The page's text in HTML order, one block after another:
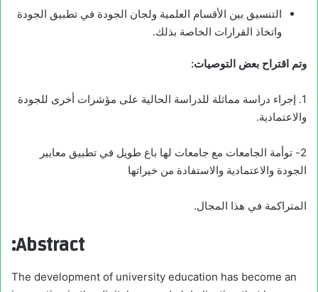
التنسيق بين الأقسام العلمية ولجان الجودة في تطبيق الجودة
واتخاذ القرارات الخاصة بذلك.
وتم اقتراح بعض التوصيات:
1. إجراء دراسة مماثلة للدراسة الحالية على مؤشرات أخرى للجودة
والاعتمادية.
2- توأمة الجامعات مع جامعات لها باع طويل في تطبيق معايير
الجودة والاعتمادية والاستفادة من خيراتها
المتراكمة في هذا المجال.
Abstract:
The development of university education has become an